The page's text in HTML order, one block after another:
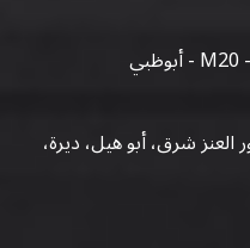
العنز شرق، أبو هيل، ديرة،